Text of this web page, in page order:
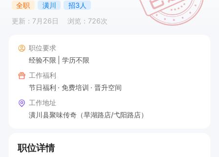
全职 潢川
招3人
更新：7月26日
浏览：726次
职位要求
经验不限
学历不限
工作福利
节日福利
免费培训
晋升空间
工作地址
潢川县聚味传奇（旱湖路店/弋阳路店）
职位详情